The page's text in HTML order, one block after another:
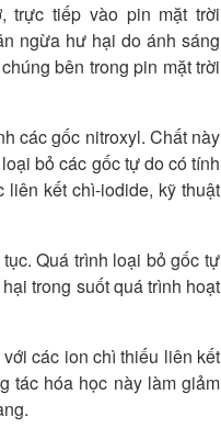
trực tiếp vào pin mặt trời
ngừa hư hại do ánh sáng
bên trong pin mặt trời
các gốc nitroxyl. Chất này
bỏ các gốc tự do có tính
kết chì-iodide, kỹ thuật
Quá trình loại bỏ gốc tự
trong suốt quá trình hoạt
các ion chì thiếu liên kết
tác hóa học này làm giảm